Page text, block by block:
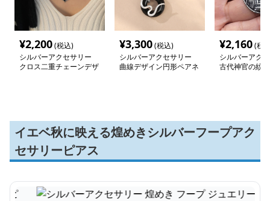
¥2,200(税込)
シルバーアクセサリー
クロス二重チェーンデザ
¥3,300(税込)
シルバーアクセサリー
曲線デザイン円形ペアネ
¥2,160(税
シルバーアク
古代神官の紋
イエベ秋に映える煌めきシルバーフープアク
セサリーピアス